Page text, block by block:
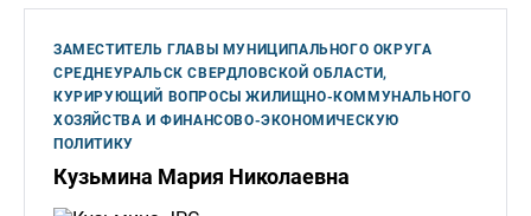
ЗАМЕСТИТЕЛЬ ГЛАВЫ МУНИЦИПАЛЬНОГО ОКРУГА
СРЕДНЕУРАЛЬСК СВЕРДЛОВСКОЙ ОБЛАСТИ,
КУРИРУЮЩИЙ ВОПРОСЫ ЖИЛИЩНО-КОММУНАЛЬНОГО
ХОЗЯЙСТВА И ФИНАНСОВО-ЭКОНОМИЧЕСКУЮ
ПОЛИТИКУ
Кузьмина Мария Николаевна